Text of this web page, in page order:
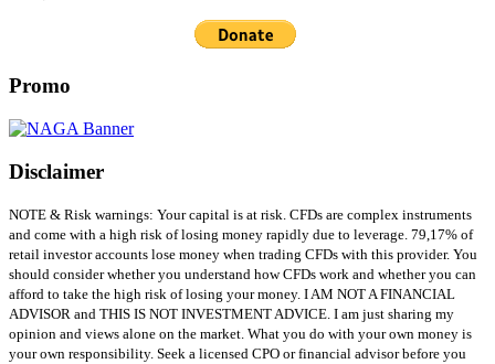
Promo
Disclaimer
NOTE & Risk warnings: Your capital is at risk. CFDs are complex instruments
and come with a high risk of losing money rapidly due to leverage. 79,17% of
retail investor accounts lose money when trading CFDs with this provider. You
should consider whether you understand how CFDs work and whether you can
afford to take the high risk of losing your money. I AM NOT A FINANCIAL
ADVISOR and THIS IS NOT INVESTMENT ADVICE. I am just sharing my
opinion and views alone on the market. What you do with your own money is
your own responsibility. Seek a licensed CPO or financial advisor before you